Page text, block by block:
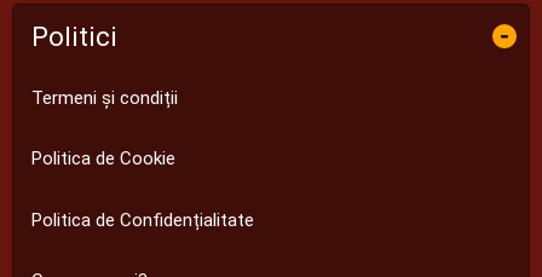
Politici -
Termeni și condiții
Politica de Cookie
Politica de Confidențialitate